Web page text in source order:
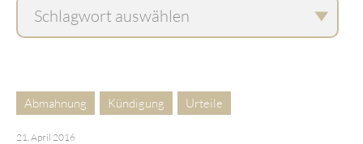
Abmahnung Kündigung Urteile
21. April 2016